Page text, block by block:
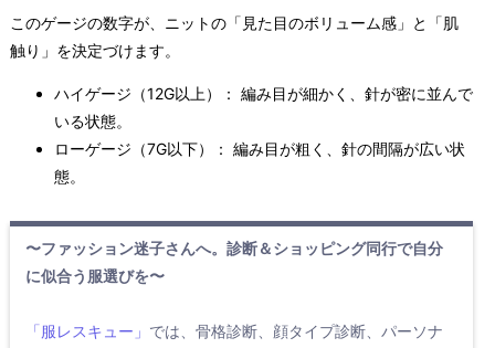
このゲージの数字が、ニットの「見た目のボリューム感」と「肌
触り」を決定づけます。
ハイゲージ（12G以上）： 編み目が細かく、針が密に並んで
いる状態。
ローゲージ（7G以下）： 編み目が粗く、針の間隔が広い状
態。
〜ファッション迷子さんへ。診断＆ショッピング同行で自分
に似合う服選びを〜
「服レスキュー」 では、骨格診断、顔タイプ診断、パーソナ